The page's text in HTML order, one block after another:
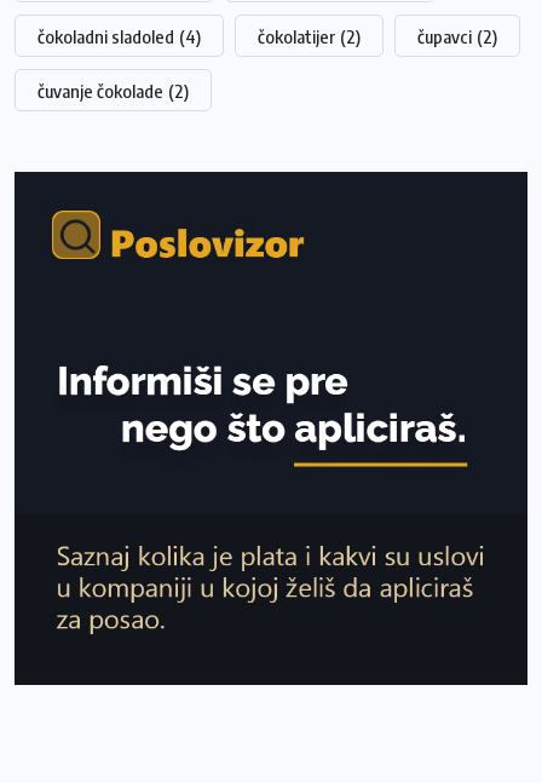
čokoladni sladoled (4) čokolatijer (2) čupavci (2)
čuvanje čokolade (2)